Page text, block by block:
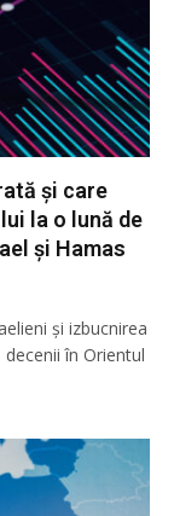
și care
la o lună de
și Hamas
și izbucnirea
în Orientul